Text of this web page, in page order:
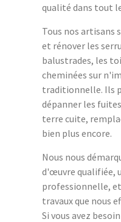
qualité dans tout
Tous nos artisans
et rénover les
balustrades, les
cheminées sur
traditionnelle. Ils
dépanner les
terre cuite,
bien plus encore.
Nous nous
d'œuvre qualifiée,
professionnelle,
travaux que nous
Si vous avez